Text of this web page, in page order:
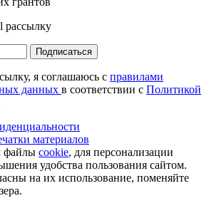
рассылку
Подписаться
я соглашаюсь с правилами
данных в соответствии с Политикой
материалов
файлы cookie, для персонализации
удобства пользования сайтом.
на их использование, поменяйте